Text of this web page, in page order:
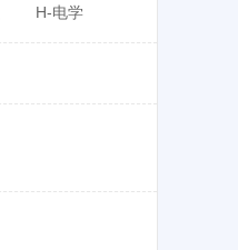
H-电学